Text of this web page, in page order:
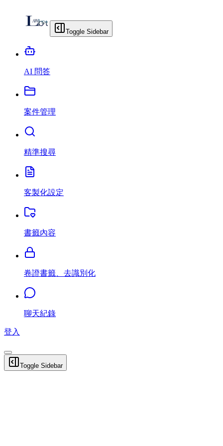
Toggle Sidebar
AI 問答
案件管理
精準搜尋
客製化設定
書籤內容
卷證書籤、去識別化
聊天紀錄
登入
Toggle Sidebar